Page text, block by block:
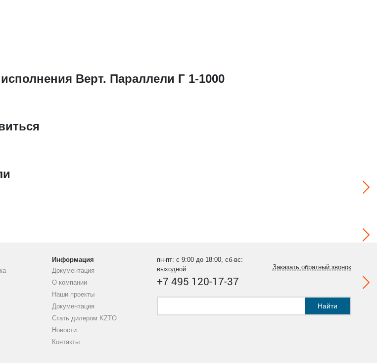
Верт. Параллели Г 1-1000
Информация
Документация
О компании
Наши проекты
Документация
Стать дилером KZTO
Новости
Контакты
пн-пт: с 9:00 до 18:00, сб-вс:
выходной
+7 495 120-17-37
Заказать обратный звонок
Найти